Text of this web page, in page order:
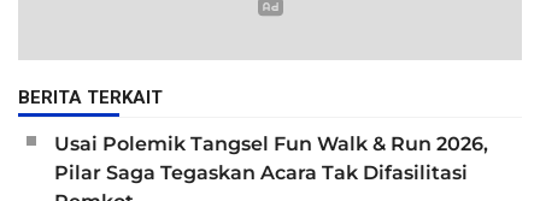
BERITA TERKAIT
Usai Polemik Tangsel Fun Walk & Run 2026,
Pilar Saga Tegaskan Acara Tak Difasilitasi